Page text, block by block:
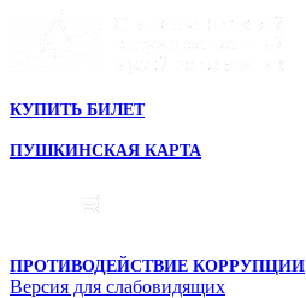
КУПИТЬ БИЛЕТ
ПУШКИНСКАЯ КАРТА
ПРОТИВОДЕЙСТВИЕ КОРРУПЦИИ
Версия для слабовидящих